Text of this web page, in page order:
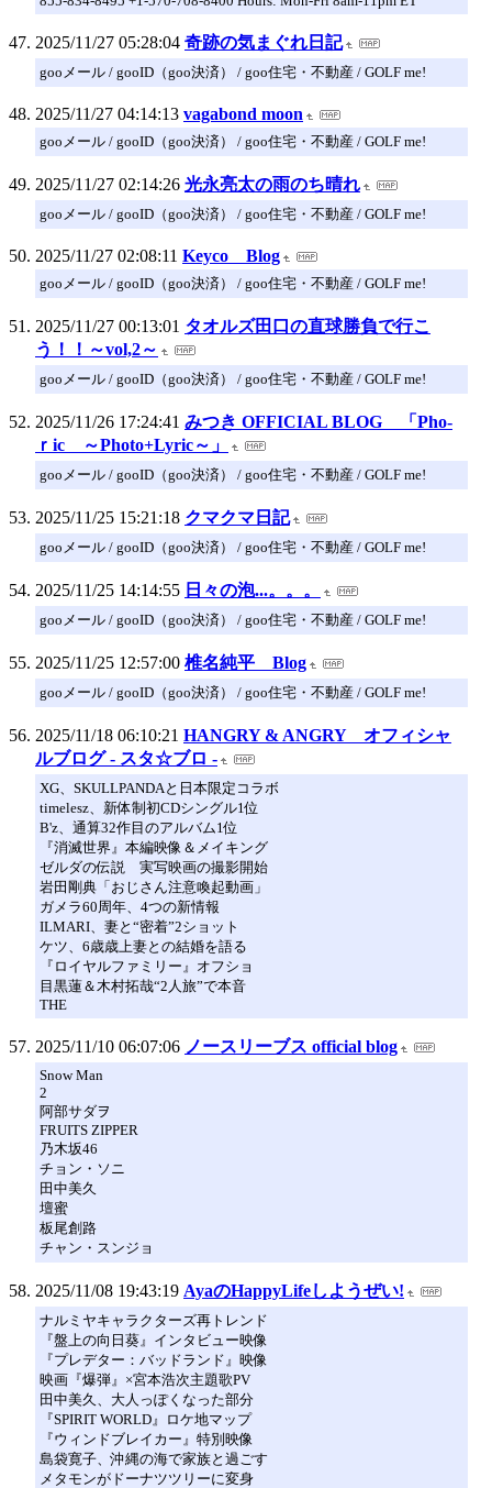
2025/11/27 05:28:04 奇跡の気まぐれ日記
gooメール / gooID（goo決済） / goo住宅・不動産 / GOLF me!
2025/11/27 04:14:13 vagabond moon
gooメール / gooID（goo決済） / goo住宅・不動産 / GOLF me!
2025/11/27 02:14:26 光永亮太の雨のち晴れ
gooメール / gooID（goo決済） / goo住宅・不動産 / GOLF me!
2025/11/27 02:08:11 Keyco Blog
gooメール / gooID（goo決済） / goo住宅・不動産 / GOLF me!
2025/11/27 00:13:01 タオルズ田口の直球勝負で行こ
う！！～vol,2～
gooメール / gooID（goo決済） / goo住宅・不動産 / GOLF me!
2025/11/26 17:24:41 みつき OFFICIAL BLOG 「Pho-
ｒic ～Photo+Lyric～」
gooメール / gooID（goo決済） / goo住宅・不動産 / GOLF me!
2025/11/25 15:21:18 クマクマ日記
gooメール / gooID（goo決済） / goo住宅・不動産 / GOLF me!
2025/11/25 14:14:55 日々の泡...。。。
gooメール / gooID（goo決済） / goo住宅・不動産 / GOLF me!
2025/11/25 12:57:00 椎名純平 Blog
gooメール / gooID（goo決済） / goo住宅・不動産 / GOLF me!
2025/11/18 06:10:21 HANGRY & ANGRY オフィシャ
ルブログ - スタ☆ブロ -
XG、SKULLPANDAと日本限定コラボ
timelesz、新体制初CDシングル1位
B'z、通算32作目のアルバム1位
『消滅世界』本編映像＆メイキング
ゼルダの伝説 実写映画の撮影開始
岩田剛典「おじさん注意喚起動画」
ガメラ60周年、4つの新情報
ILMARI、妻と“密着”2ショット
ケツ、6歳歳上妻との結婚を語る
『ロイヤルファミリー』オフショ
目黒蓮＆木村拓哉“2人旅”で本音
THE
2025/11/10 06:07:06 ノースリーブス official blog
Snow Man
2
阿部サダヲ
FRUITS ZIPPER
乃木坂46
チョン・ソニ
田中美久
壇蜜
板尾創路
チャン・スンジョ
2025/11/08 19:43:19 AyaのHappyLifeしようぜい!
ナルミヤキャラクターズ再トレンド
『盤上の向日葵』インタビュー映像
『プレデター：バッドランド』映像
映画『爆弾』×宮本浩次主題歌PV
田中美久、大人っぽくなった部分
『SPIRIT WORLD』ロケ地マップ
『ウィンドブレイカー』特別映像
島袋寛子、沖縄の海で家族と過ごす
メタモンがドーナツツリーに変身